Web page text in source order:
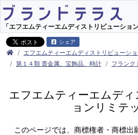
「エフエムティーエムディストリビューシ
シェア
エフエムティーエムディストリビューシ
第１４類 貴金属、宝飾品、時計
フランク
エフエムティーエムデ
ョンリミテ
このページでは、商標権者・商標出